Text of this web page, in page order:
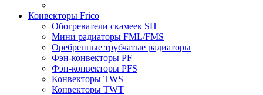
Конвекторы Frico
Обогреватели скамеек SH
Мини радиаторы FML/FMS
Оребренные трубчатые радиаторы
Фэн-конвекторы PF
Фэн-конвекторы PFS
Конвекторы TWS
Конвекторы TWT